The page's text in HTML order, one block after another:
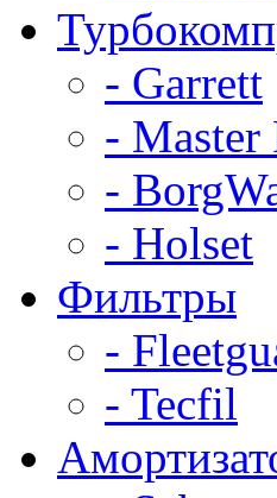
- Garrett
- Master
-
- Holset
Фильтры
-
- Tecfil